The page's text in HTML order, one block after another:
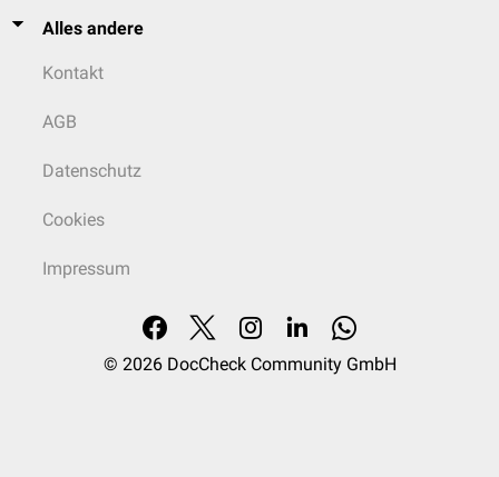
Alles andere
Kontakt
AGB
Datenschutz
Cookies
Impressum
© 2026 DocCheck Community GmbH